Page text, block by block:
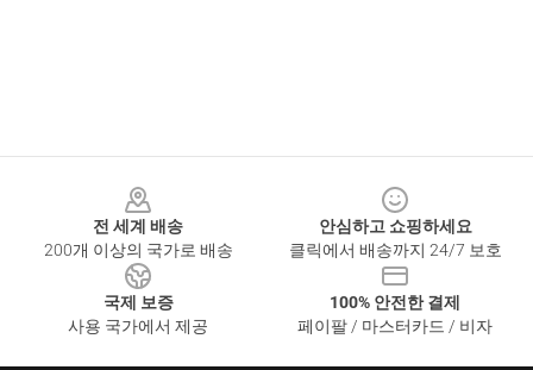
전 세계 배송
200개 이상의 국가로 배송
안심하고 쇼핑하세요
클릭에서 배송까지 24/7 보호
국제 보증
사용 국가에서 제공
100% 안전한 결제
페이팔 / 마스터카드 / 비자